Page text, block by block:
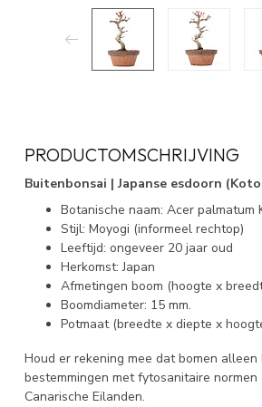
PRODUCTOMSCHRIJVING
Buitenbonsai | Japanse esdoorn
Botanische naam: Acer palmatum
Stijl: Moyogi (informeel rechtop)
Leeftijd: ongeveer 20 jaar oud
Herkomst: Japan
Afmetingen boom (hoogte x
Boomdiameter: 15 mm.
Potmaat (breedte x diepte x
Houd er rekening mee dat bomen
bestemmingen met fytosanitaire
Canarische Eilanden.